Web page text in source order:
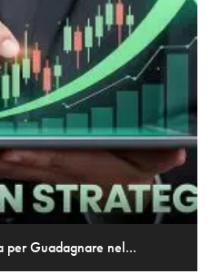
per Guadagnare nel...